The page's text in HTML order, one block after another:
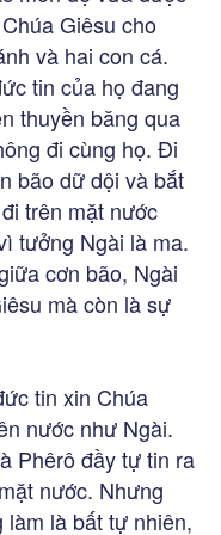
Giêsu cho
và hai con cá.
tin của họ đang
thuyền băng qua
đi cùng họ. Đi
bão dữ dội và bắt
trên mặt nước
tưởng Ngài là ma.
cơn bão, Ngài
mà còn là sự
tin xin Chúa
nước như Ngài.
Phêrô đầy tự tin ra
nước. Nhưng
là bất tự nhiên,